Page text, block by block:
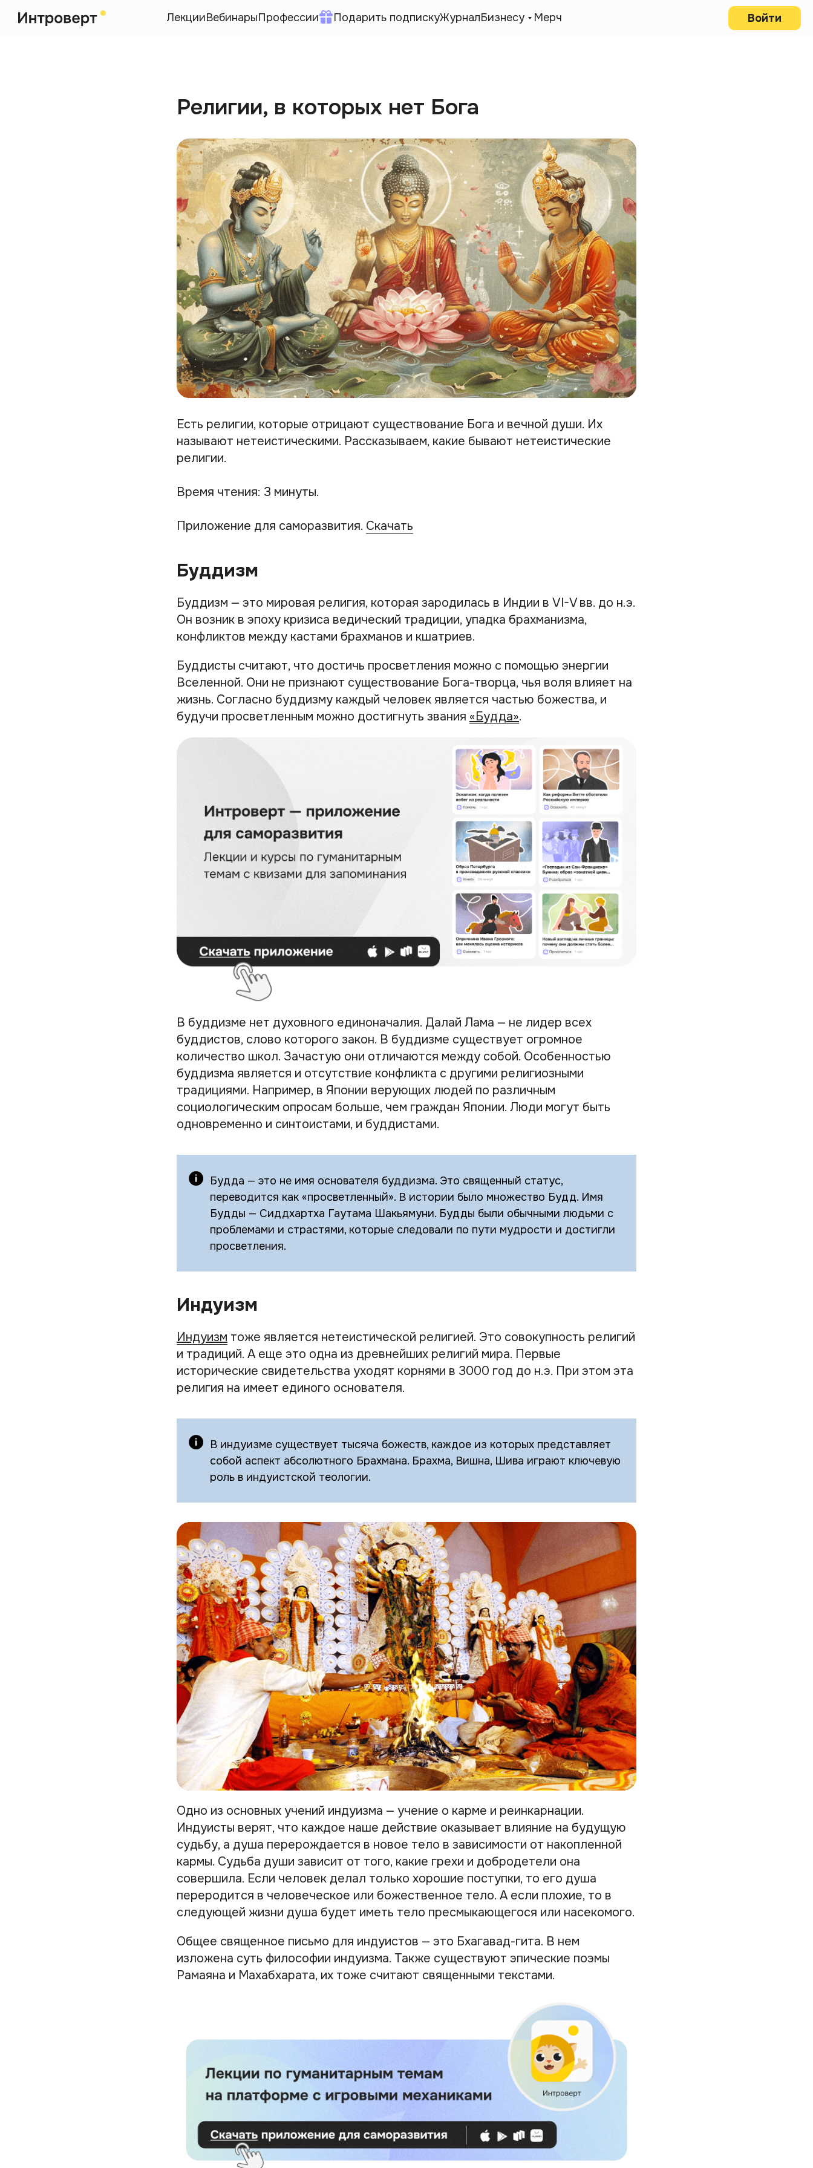
ЛекцииВебинарыПрофессии Подарить подпискуЖурналБизнесу Мерч Войти
Религии, в которых нет Бога
Есть религии, которые отрицают существование Бога и вечной души. Их
называют нетеистическими. Рассказываем, какие бывают нетеистические
религии.
Время чтения: 3 минуты.
Приложение для саморазвития. Скачать
Буддизм
Буддизм — это мировая религия, которая зародилась в Индии в VI-V вв. до н.э.
Он возник в эпоху кризиса ведический традиции, упадка брахманизма,
конфликтов между кастами брахманов и кшатриев.
Буддисты считают, что достичь просветления можно с помощью энергии
Вселенной. Они не признают существование Бога-творца, чья воля влияет на
жизнь. Согласно буддизму каждый человек является частью божества, и
будучи просветленным можно достигнуть звания «Будда».
В буддизме нет духовного единоначалия. Далай Лама — не лидер всех
буддистов, слово которого закон. В буддизме существует огромное
количество школ. Зачастую они отличаются между собой. Особенностью
буддизма является и отсутствие конфликта с другими религиозными
традициями. Например, в Японии верующих людей по различным
социологическим опросам больше, чем граждан Японии. Люди могут быть
одновременно и синтоистами, и буддистами.
Будда — это не имя основателя буддизма. Это священный статус,
переводится как «просветленный». В истории было множество Будд. Имя
Будды — Сиддхартха Гаутама Шакьямуни. Будды были обычными людьми с
проблемами и страстями, которые следовали по пути мудрости и достигли
просветления.
Индуизм
Индуизм тоже является нетеистической религией. Это совокупность религий
и традиций. А еще это одна из древнейших религий мира. Первые
исторические свидетельства уходят корнями в 3000 год до н.э. При этом эта
религия на имеет единого основателя.
В индуизме существует тысяча божеств, каждое из которых представляет
собой аспект абсолютного Брахмана. Брахма, Вишна, Шива играют ключевую
роль в индуистской теологии.
Одно из основных учений индуизма — учение о карме и реинкарнации.
Индуисты верят, что каждое наше действие оказывает влияние на будущую
судьбу, а душа перерождается в новое тело в зависимости от накопленной
кармы. Судьба души зависит от того, какие грехи и добродетели она
совершила. Если человек делал только хорошие поступки, то его душа
переродится в человеческое или божественное тело. А если плохие, то в
следующей жизни душа будет иметь тело пресмыкающегося или насекомого.
Общее священное письмо для индуистов — это Бхагавад-гита. В нем
изложена суть философии индуизма. Также существуют эпические поэмы
Рамаяна и Махабхарата, их тоже считают священными текстами.